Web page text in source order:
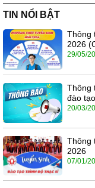
TIN NỔI BẬT
Thông
2026
29/05/
Thông
đào
20/03/
Thông
2026
07/01/